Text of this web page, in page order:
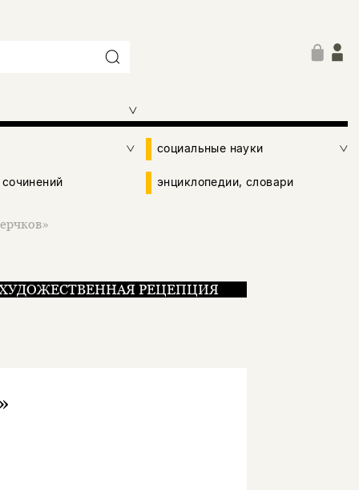
социальные науки
энциклопедии, словари
РЕЦЕПЦИЯ